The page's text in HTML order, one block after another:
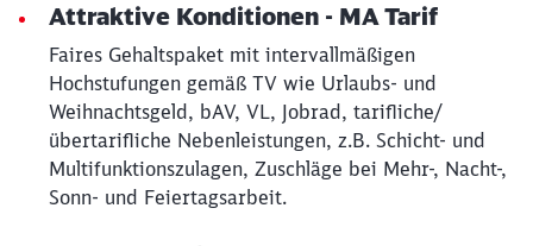
Attraktive Konditionen - MA Tarif
Faires Gehaltspaket mit intervallmäßigen
Hochstufungen gemäß TV wie Urlaubs- und
Weihnachtsgeld, bAV, VL, Jobrad, tarifliche/
übertarifliche Nebenleistungen, z.B. Schicht- und
Multifunktionszulagen, Zuschläge bei Mehr-, Nacht-,
Sonn- und Feiertagsarbeit.